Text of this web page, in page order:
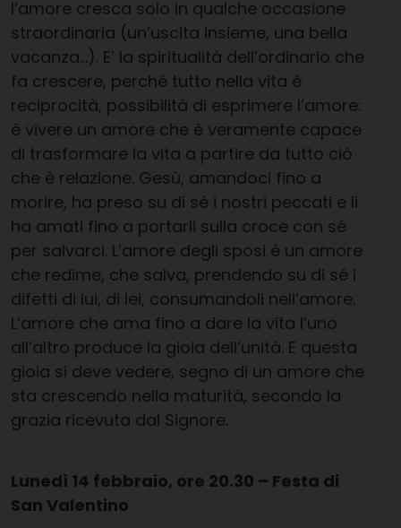
l’amore cresca solo in qualche occasione
straordinaria (un’uscita insieme, una bella
vacanza…). E’ la spiritualità dell’ordinario che
fa crescere, perché tutto nella vita è
reciprocità, possibilità di esprimere l’amore:
è vivere un amore che è veramente capace
di trasformare la vita a partire da tutto ciò
che è relazione. Gesù, amandoci fino a
morire, ha preso su di sé i nostri peccati e li
ha amati fino a portarli sulla croce con sé
per salvarci. L’amore degli sposi è un amore
che redime, che salva, prendendo su di sé i
difetti di lui, di lei, consumandoli nell’amore.
L’amore che ama fino a dare la vita l’uno
all’altro produce la gioia dell’unità. E questa
gioia si deve vedere, segno di un amore che
sta crescendo nella maturità, secondo la
grazia ricevuta dal Signore.
Lunedì 14 febbraio, ore 20.30 – Festa di
San Valentino